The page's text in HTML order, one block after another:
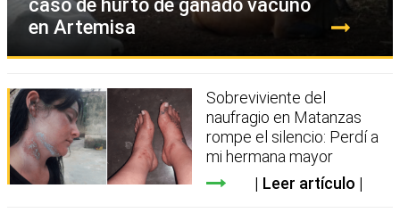
caso de hurto de ganado vacuno
en Artemisa
Sobreviviente del
naufragio en Matanzas
rompe el silencio: Perdí a
mi hermana mayor
Leer artículo